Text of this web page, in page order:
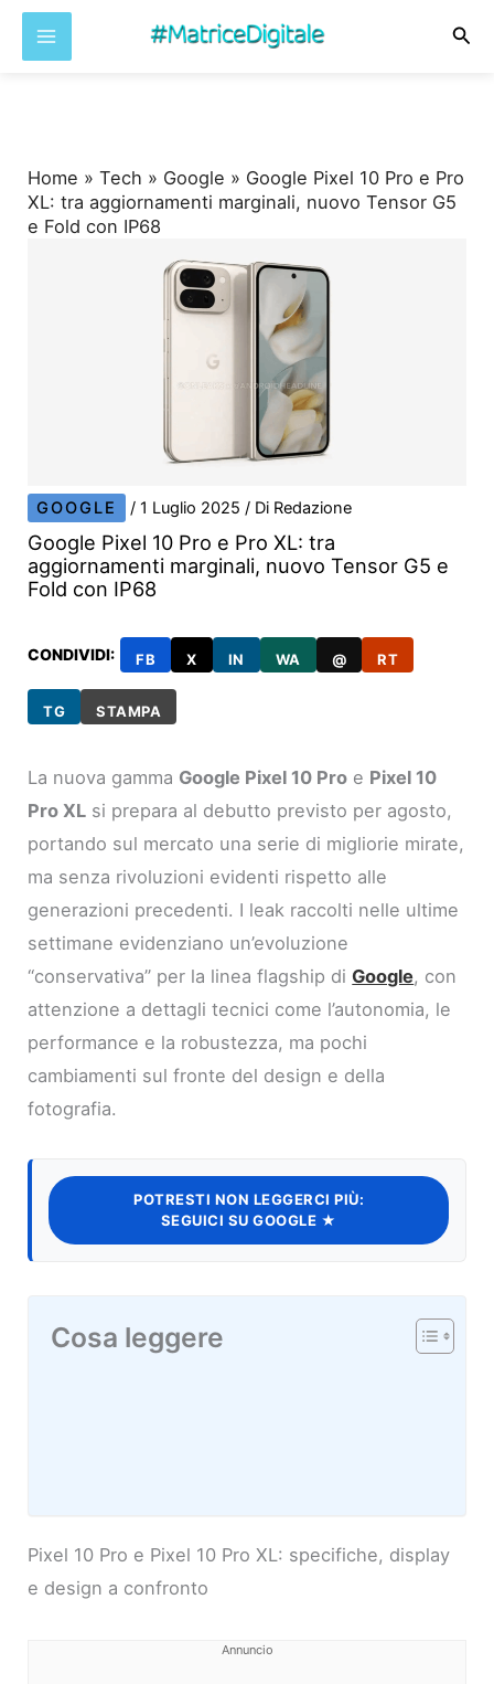
Home »Tech » Google » Google Pixel 10 Pro e Pro
XL: tra aggiornamenti marginali, nuovo Tensor G5
e Fold con IP68
GOOGLE /1 Luglio 2025/ Di Redazione
Google Pixel 10 Pro e Pro XL: tra
aggiornamenti marginali, nuovo Tensor G5 e
Fold con IP68
CONDIVIDI: FB X IN WA @ RT
TG STAMPA
La nuova gamma Google Pixel 10 Pro e Pixel 10
Pro XL si prepara al debutto previsto per agosto,
portando sul mercato una serie di migliorie mirate,
ma senza rivoluzioni evidenti rispetto alle
generazioni precedenti. I leak raccolti nelle ultime
settimane evidenziano un’evoluzione
“conservativa” per la linea flagship diGoogle, con
attenzione a dettagli tecnici come l’autonomia, le
performance e la robustezza, ma pochi
cambiamenti sul fronte del design e della
fotografia.
POTRESTI NON LEGGERCI PIÙ:
SEGUICI SU GOOGLE ★
Cosa leggere
Pixel 10 Pro e Pixel 10 Pro XL: specifiche, display
e design a confronto
Annuncio